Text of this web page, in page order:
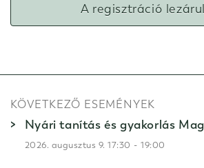
A regisztráció
KÖVETKEZŐ ESEMÉNYEK
Nyári tanítás és gyakorlás
2026. augusztus 9. 17:30 -19:00